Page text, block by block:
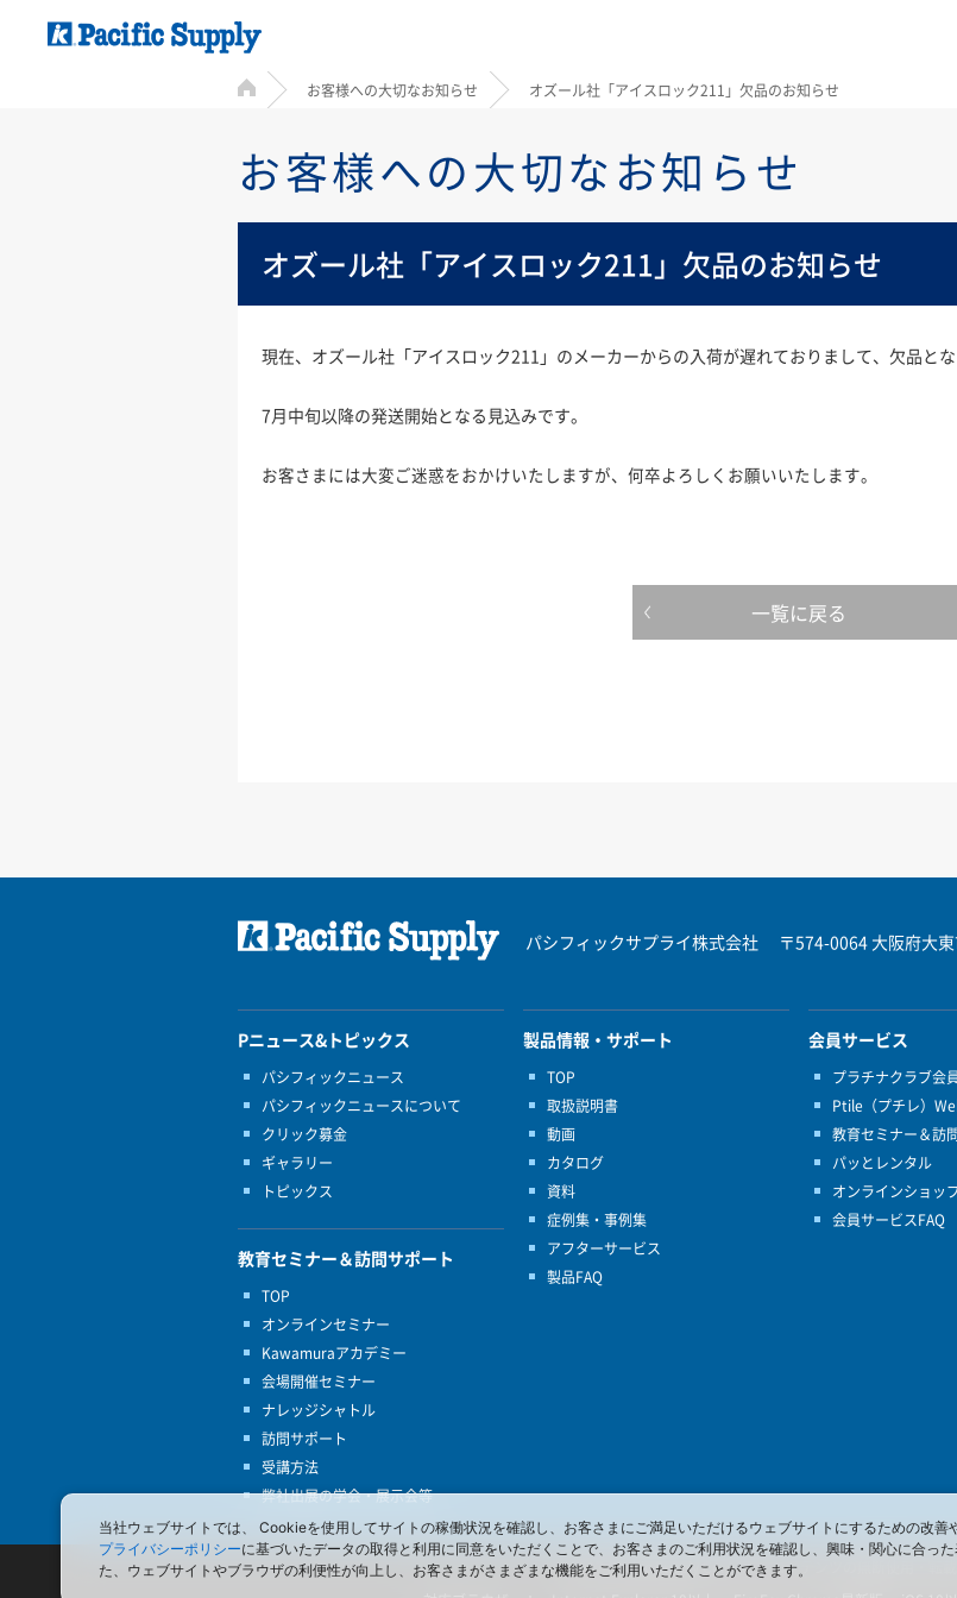
HOME
お客様への大切なお知らせ オズール社「アイスロック211」欠品のお知らせ
お客様への大切なお知らせ
オズール社「アイスロック211」欠品のお知らせ
現在、オズール社「アイスロック211」のメーカーからの入荷が遅れておりまして、欠品とな
7月中旬以降の発送開始となる見込みです。
お客さまには大変ご迷惑をおかけいたしますが、何卒よろしくお願いいたします。
一覧に戻る
パシフィックサプライ株式会社 〒574-0064 大阪府大
Pニュース&トピックス
パシフィックニュース
パシフィックニュースについて
クリック募金
ギャラリー
トピックス
教育セミナー＆訪問サポート
TOP
オンラインセミナー
Kawamuraアカデミー
会場開催セミナー
ナレッジシャトル
訪問サポート
受講方法
弊社出展の学会・展示会等
製品情報・サポート
TOP
取扱説明書
動画
カタログ
資料
症例集・事例集
アフターサービス
製品FAQ
会員サービス
プラチナクラブ会
Ptile（プチレ）
教育セミナー＆訪
パッとレンタル
オンラインショッ
会員サービスFAQ
© 2017 Pacific Supply Co.,Ltd. コンテンツの無断使用・転載
当社ウェブサイトでは、 Cookieを使用してサイトの稼働状況を確認し、お客さまにご満足いただけるウェブサイトにするための改善
プライバシーポリシーに基づいたデータの取得と利用に同意をいただくことで、お客さまのご利用状況を確認し、興味・関心に合っ
た、ウェブサイトやブラウザの利便性が向上し、お客さまがさまざまな機能をご利用いただくことができます。